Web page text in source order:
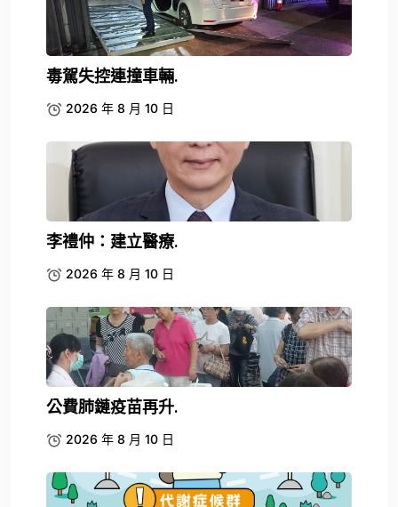
毒駕失控連撞車輛.
2026 年 8 月 10 日
李禮仲：建立醫療.
2026 年 8 月 10 日
公費肺鏈疫苗再升.
2026 年 8 月 10 日